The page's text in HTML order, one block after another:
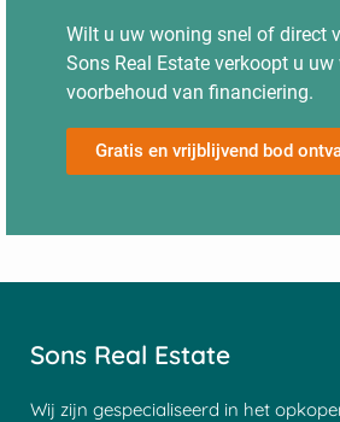
Wilt u uw woning snel of direct
Sons Real Estate verkoopt u
voorbehoud van financiering.
Gratis en vrijblijvend bod
Sons Real Estate
Wij zijn gespecialiseerd in het